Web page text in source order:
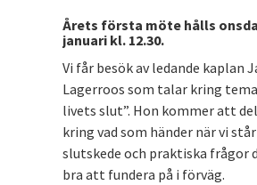
Årets första möte hålls
januari kl. 12.30.
Vi får besök av ledande kaplan
Lagerroos som talar kring
livets slut”. Hon kommer att
kring vad som händer när vi
slutskede och praktiska frågor
bra att fundera på i förväg.